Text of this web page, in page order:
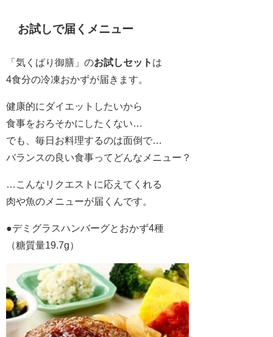
お試しで届くメニュー
「気くばり御膳」のお試しセット は
4食分の冷凍おかずが届きます。
健康的にダイエットしたいから
食事をおろそかにしたくない…
でも、毎日お料理するのは面倒で…
バランスの良い食事ってどんなメニュー？
…こんなリクエストに応えてくれる
肉や魚のメニューが届くんです。
●デミグラスハンバーグとおかず4種
（糖質量19.7g）